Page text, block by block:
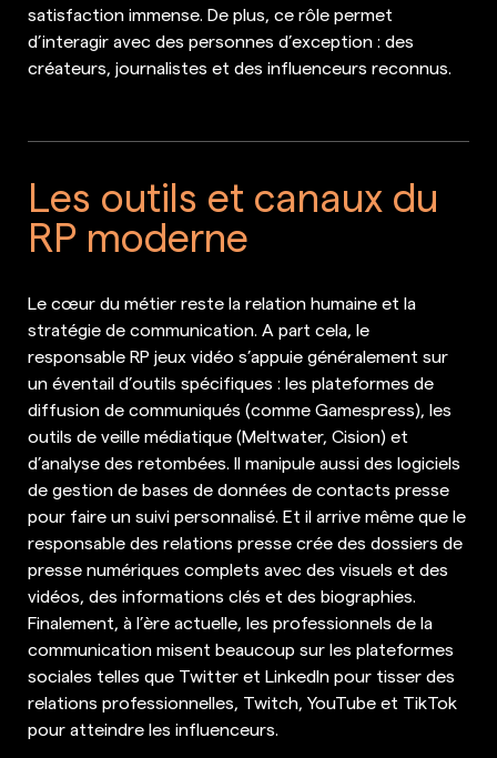
satisfaction immense. De plus, ce rôle permet
d’interagir avec des personnes d’exception : des
créateurs, journalistes et des influenceurs reconnus.
Les outils et canaux du
RP moderne
Le cœur du métier reste la relation humaine et la
stratégie de communication. A part cela, le
responsable RP jeux vidéo s’appuie généralement sur
un éventail d’outils spécifiques : les plateformes de
diffusion de communiqués (comme Gamespress), les
outils de veille médiatique (Meltwater, Cision) et
d’analyse des retombées. Il manipule aussi des logiciels
de gestion de bases de données de contacts presse
pour faire un suivi personnalisé. Et il arrive même que le
responsable des relations presse crée des dossiers de
presse numériques complets avec des visuels et des
vidéos, des informations clés et des biographies.
Finalement, à l’ère actuelle, les professionnels de la
communication misent beaucoup sur les plateformes
sociales telles que Twitter et LinkedIn pour tisser des
relations professionnelles, Twitch, YouTube et TikTok
pour atteindre les influenceurs.